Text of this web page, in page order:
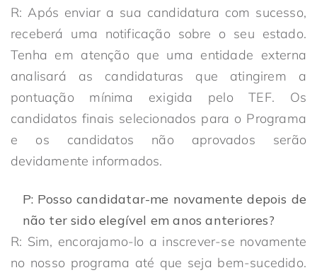
R: Após enviar a sua candidatura com sucesso,
receberá uma notificação sobre o seu estado.
Tenha em atenção que uma entidade externa
analisará as candidaturas que atingirem a
pontuação mínima exigida pelo TEF. Os
candidatos finais selecionados para o Programa
e os candidatos não aprovados serão
devidamente informados.
P: Posso candidatar-me novamente depois de
não ter sido elegível em anos anteriores?
R: Sim, encorajamo-lo a inscrever-se novamente
no nosso programa até que seja bem-sucedido.